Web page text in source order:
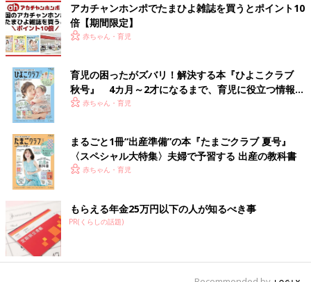
アカチャンホンポでたまひよ雑誌を買うとポイント10
倍【期間限定】
赤ちゃん・育児
育児の困ったがズバリ！解決する本『ひよこクラブ
秋号』 4カ月～2才になるまで、育児に役立つ情報が
いっぱい！
赤ちゃん・育児
まるごと1冊“出産準備”の本『たまごクラブ 夏号』
〈スペシャル大特集〉夫婦で予習する 出産の教科書
赤ちゃん・育児
もらえる年金25万円以下の人が知るべき事
PR(くらしの話題)